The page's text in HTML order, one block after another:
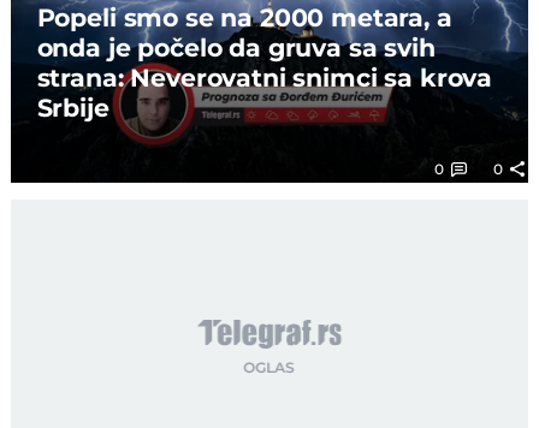
Popeli smo se na 2000 metara, a
onda je počelo da gruva sa svih
strana: Neverovatni snimci sa krova
Srbije
0 0